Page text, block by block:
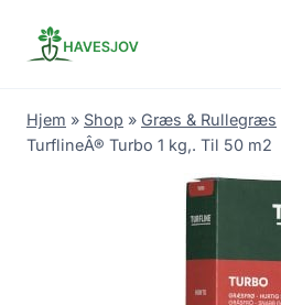
Hjem » Shop » Græs & Rullegræs
TurflineÂ® Turbo 1 kg,. Til 50 m2